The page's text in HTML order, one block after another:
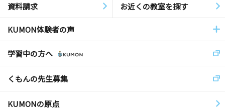
資料請求 お近くの教室を探す
KUMON体験者の声
学習中の方へ
くもんの先生募集
KUMONの原点